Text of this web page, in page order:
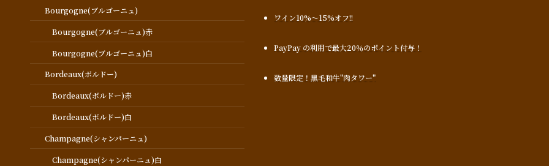
Bourgogne(ブルゴーニュ)
Bourgogne(ブルゴーニュ)赤
Bourgogne(ブルゴーニュ)白
Bordeaux(ボルドー)
Bordeaux(ボルドー)赤
Bordeaux(ボルドー)白
Champagne(シャンパーニュ)
Champagne(シャンパーニュ)白
ワイン10%～15%オフ!!
PayPay の利用で最大20％のポイント付与！
数量限定！黒毛和牛"肉タワー"